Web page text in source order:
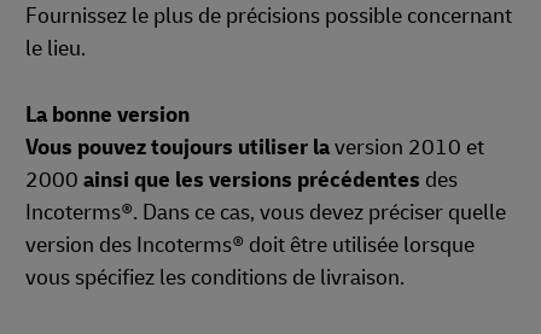
Fournissez le plus de précisions possible concernant
le lieu.
La bonne version
Vous pouvez toujours utiliser laversion 2010 et
2000 ainsi que les versions précédentes des
Incoterms®. Dans ce cas, vous devez préciser quelle
version des Incoterms® doit être utilisée lorsque
vous spécifiez les conditions de livraison.